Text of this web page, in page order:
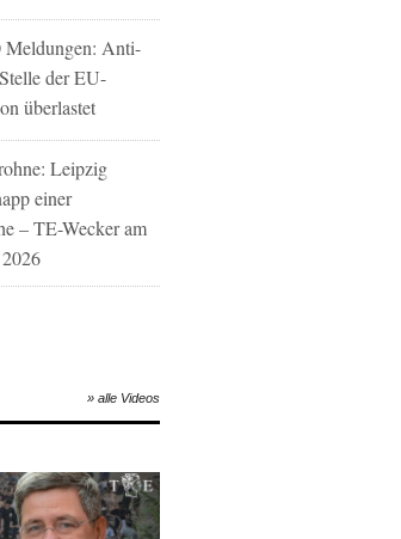
Meldungen: Anti-
der EU-
überlastet
Leipzig
einer
– TE-Wecker am
» alle Videos